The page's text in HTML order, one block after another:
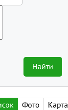
Найти
Фото Карта